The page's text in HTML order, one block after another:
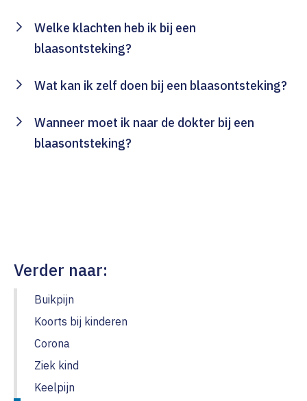
Welke klachten heb ik bij een
blaasontsteking?
Wat kan ik zelf doen bij een blaasontsteking?
Wanneer moet ik naar de dokter bij een
blaasontsteking?
Verder naar:
Buikpijn
Koorts bij kinderen
Corona
Ziek kind
Keelpijn